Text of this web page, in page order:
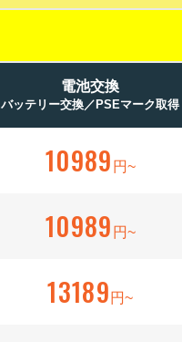
電池交換
バッテリー交換／PSEマーク取得
10989 円~
10989 円~
13189 円~